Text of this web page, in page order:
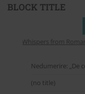
BLOCK TITLE
Whispers from
Nedumerire: „De
(no title)